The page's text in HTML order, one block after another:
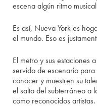
escenaalgún ritmo musical
Es así, Nueva Yorkes
el mundo. Eso es
El metroy sus estaciones
servido de escenario para
conocer y muestren su
elsalto del subterráneo a
como reconocidos artistas.